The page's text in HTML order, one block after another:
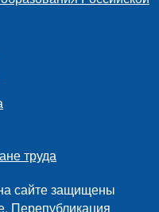
труда
сайте защищены
Перепубликация